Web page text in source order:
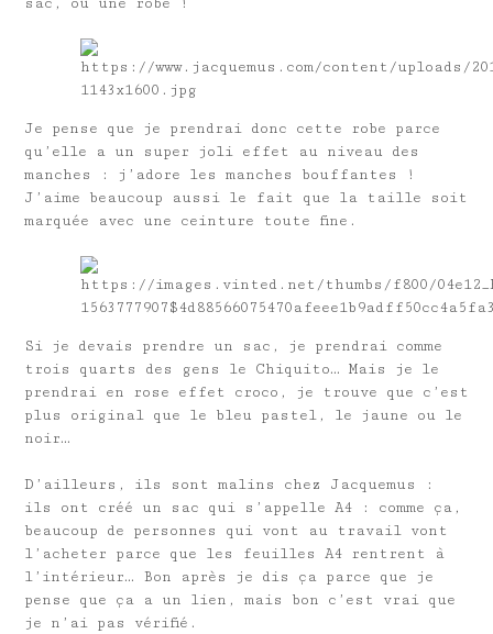
Je pense que je prendrai donc cette robe parce
qu’elle a un super joli effet au niveau des
manches : j’adore les manches bouffantes !
J’aime beaucoup aussi le fait que la taille soit
marquée avec une ceinture toute fine.
Si je devais prendre un sac, je prendrai comme
trois quarts des gens le Chiquito… Mais je le
prendrai en rose effet croco, je trouve que c’est
plus original que le bleu pastel, le jaune ou le
noir…
D’ailleurs, ils sont malins chez Jacquemus :
ils ont créé un sac qui s’appelle A4 : comme ça,
beaucoup de personnes qui vont au travail vont
l’acheter parce que les feuilles A4 rentrent à
l’intérieur… Bon après je dis ça parce que je
pense que ça a un lien, mais bon c’est vrai que
je n’ai pas vérifié.